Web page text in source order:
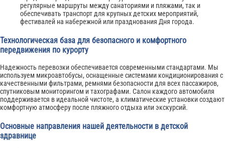
регулярные маршруты между санаториями и пляжами, так и
обеспечивать транспорт для крупных детских мероприятий,
фестивалей на набережной или празднования Дня города.
Технологическая база для безопасного и комфортного
передвижения по курорту
Надежность перевозки обеспечивается современными стандартами. Мы
используем микроавтобусы, оснащенные системами кондиционирования с
качественными фильтрами, ремнями безопасности для всех пассажиров,
спутниковым мониторингом и тахографами. Салон каждого автомобиля
поддерживается в идеальной чистоте, а климатические установки создают
комфортную атмосферу после пляжного отдыха или экскурсий.
Основные направления нашей деятельности в детской
здравнице